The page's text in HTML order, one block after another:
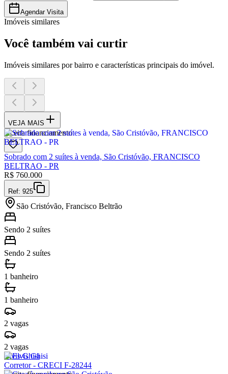
Agendar Visita
Imóveis similares
Você também vai curtir
Imóveis similares por bairro e características principais do imóvel.
VEJA MAIS
Aceita financiamento
Sobrado com 2 suítes à venda, São Cristóvão, FRANCISCO
BELTRAO - PR
R$ 760.000
Ref: 925
São Cristóvão, Francisco Beltrão
Sendo 2 suítes
Sendo 2 suítes
1 banheiro
1 banheiro
2 vagas
2 vagas
Elvis Ghisi
Corretor - CRECI F-28244